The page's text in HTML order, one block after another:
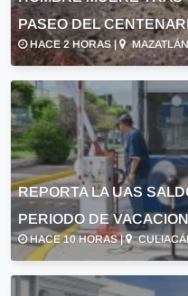
PASEO DEL
HACE 2 HORAS |
REPORTA LA UAS
PERIODO DE
HACE 10 HORAS |